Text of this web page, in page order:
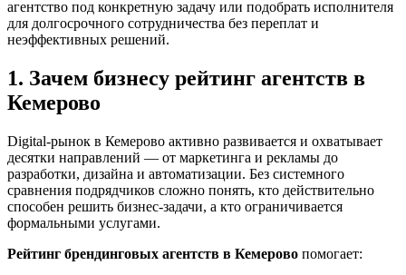
агентство под конкретную задачу или подобрать исполнителя
для долгосрочного сотрудничества без переплат и
неэффективных решений.
1. Зачем бизнесу рейтинг агентств в
Кемерово
Digital-рынок в Кемерово активно развивается и охватывает
десятки направлений — от маркетинга и рекламы до
разработки, дизайна и автоматизации. Без системного
сравнения подрядчиков сложно понять, кто действительно
способен решить бизнес-задачи, а кто ограничивается
формальными услугами.
Рейтинг брендинговых агентств в Кемерово помогает: